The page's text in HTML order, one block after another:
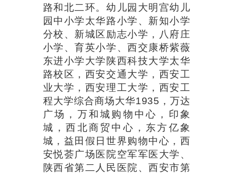
路和北二环。幼儿园大明宫幼儿
园中小学太华路小学、新知小学
分校、新城区励志小学，八府庄
小学、育英小学、西交康桥紫薇
东进小学大学陕西科技大学太华
路校区，西安交通大学，西安工
业大学，西安理工大学，西安工
程大学综合商场大华1935，万达
广场，万和城购物中心，印象
城，西北商贸中心，东方亿象
城，益田假日世界购物中心，西
安悦荟广场医院空军军医大学、
陕西省第二人民医院、西安市第